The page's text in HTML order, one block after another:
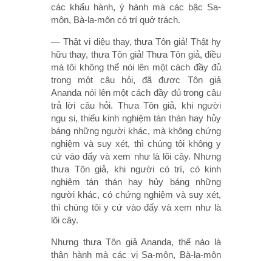
các khẩu hành, ý hành mà các bậc Sa-
môn, Bà-la-môn có trí quở trách.
— Thật vi diệu thay, thưa Tôn giả! Thật hy
hữu thay, thưa Tôn giả! Thưa Tôn giả, điều
mà tôi không thể nói lên một cách đầy đủ
trong một câu hỏi, đã được Tôn giả
Ananda nói lên một cách đầy đủ trong câu
trả lời câu hỏi. Thưa Tôn giả, khi người
ngu si, thiếu kinh nghiệm tán thán hay hủy
báng những người khác, mà không chứng
nghiệm và suy xét, thì chúng tôi không y
cứ vào đấy và xem như là lõi cây. Nhưng
thưa Tôn giả, khi người có trí, có kinh
nghiệm tán thán hay hủy báng những
người khác, có chứng nghiệm và suy xét,
thì chúng tôi y cứ vào đấy và xem như là
lõi cây.
Nhưng thưa Tôn giả Ananda, thế nào là
thân hành mà các vị Sa-môn, Bà-la-môn